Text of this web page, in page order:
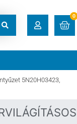
CÍMEK
0
5N20H03423,